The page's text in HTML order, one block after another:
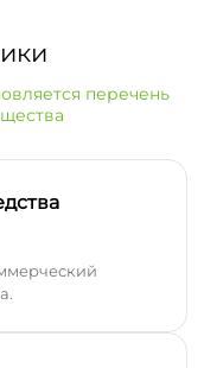
перечень